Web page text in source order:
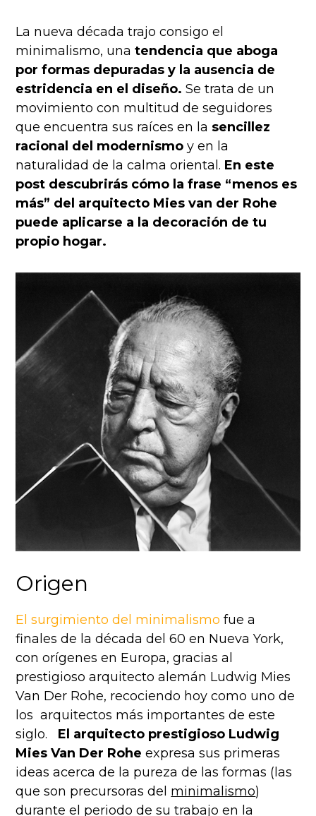
La nueva década trajo consigo el
minimalismo, una tendencia que aboga
por formas depuradas y la ausencia de
estridencia en el diseño. Se trata de un
movimiento con multitud de seguidores
que encuentra sus raíces en la sencillez
racional del modernismo y en la
naturalidad de la calma oriental. En este
post descubrirás cómo la frase “menos es
más” del arquitecto Mies van der Rohe
puede aplicarse a la decoración de tu
propio hogar.
Origen
El surgimiento del minimalismo fue a
finales de la década del 60 en Nueva York,
con orígenes en Europa, gracias al
prestigioso arquitecto alemán Ludwig Mies
Van Der Rohe, recociendo hoy como uno de
los arquitectos más importantes de este
siglo. El arquitecto prestigioso Ludwig
Mies Van Der Rohe expresa sus primeras
ideas acerca de la pureza de las formas (las
que son precursoras del minimalismo)
durante el periodo de su trabajo en la